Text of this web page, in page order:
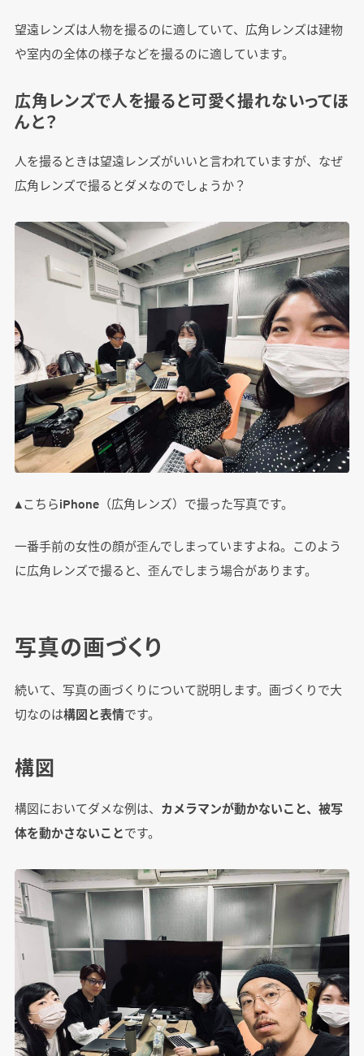
望遠レンズは人物を撮るのに適していて、広角レンズは建物
や室内の全体の様子などを撮るのに適しています。
広角レンズで人を撮ると可愛く撮れないってほ
んと？
人を撮るときは望遠レンズがいいと言われていますが、なぜ
広角レンズで撮るとダメなのでしょうか？
▲こちらiPhone（広角レンズ）で撮った写真です。
一番手前の女性の顔が歪んでしまっていますよね。このよう
に広角レンズで撮ると、歪んでしまう場合があります。
写真の画づくり
続いて、写真の画づくりについて説明します。画づくりで大
切なのは構図と表情です。
構図
構図においてダメな例は、 カメラマンが動かないこと、被写
体を動かさないことです。